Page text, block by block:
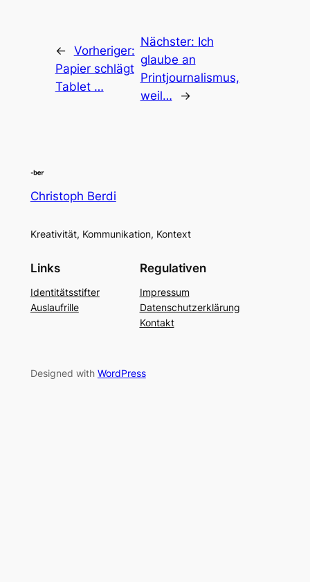
← Vorheriger:
Papier schlägt
Tablet …
Nächster: Ich
glaube an
Printjournalismus,
weil…
→
Christoph Berdi
Kreativität, Kommunikation, Kontext
Links
Identitätsstifter
Auslaufrille
Regulativen
Impressum
Datenschutzerklärung
Kontakt
Designed with WordPress